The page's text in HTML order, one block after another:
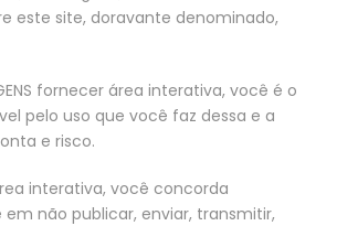
este site, doravante denominado,
fornecer área interativa, você é o
pelo uso que você faz dessa e a
e risco.
interativa, você concorda
não publicar, enviar, transmitir,